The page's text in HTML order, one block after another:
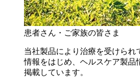
患者さん・ご家族の皆さま
当社製品により治療を受けられ
情報をはじめ、ヘルスケア製品
掲載しています。